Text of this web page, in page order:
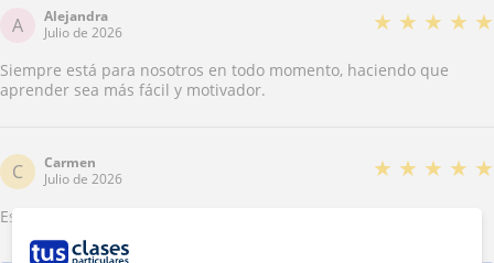
A
Alejandra
Julio de 2026
★ ★ ★ ★ ★
Siempre está para nosotros en todo momento, haciendo que
aprender sea más fácil y motivador.
C
Carmen
Julio de 2026
★ ★ ★ ★ ★
Espectacular, gran descubrimiento!!!